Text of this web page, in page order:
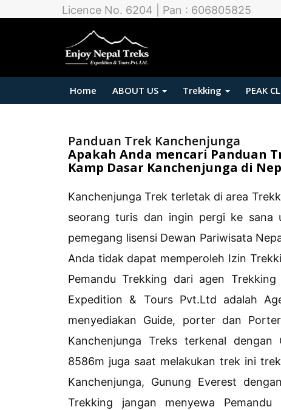
Licence No. 6204 | Pan : 606805825
Home ABOUT US Trekking PEAK
Panduan Trek Kanchenjunga
Apakah Anda mencari Panduan
Kamp Dasar Kanchenjunga di
Kanchenjunga Trek terletak di area
seorang turis dan ingin pergi ke sana
pemegang lisensi Dewan Pariwisata
Anda tidak dapat memperoleh Izin
Pemandu Trekking dari agen
Expedition & Tours Pvt.Ltd adalah
menyediakan Guide, porter dan
Kanchenjunga Treks terkenal dengan
8586m juga saat melakukan trek ini
Kanchenjunga, Gunung Everest
Trekking jangan menyewa